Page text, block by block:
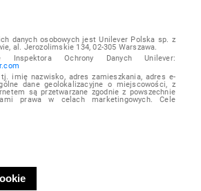
danych osobowych jest Unilever Polska sp. z
al. Jerozolimskie 134, 02-305 Warszawa.
Inspektora Ochrony Danych Unilever:
imię nazwisko, adres zamieszkania, adres e-
dane geolokalizacyjne o miejscowości, z
są przetwarzane zgodnie z powszechnie
prawa w celach marketingowych. Cele
możliwościami marketingowymi i
związanych z tym procedur wewnętrznych,
z przeprowadzeniem konkursu, promocji lub